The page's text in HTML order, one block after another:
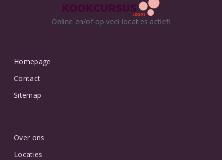
Online en/of op veel locaties actief!
Homepage
Contact
Sitemap
Over ons
Locaties